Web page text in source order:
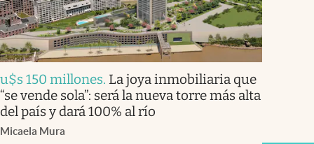
u$s 150 millones. La joya inmobiliaria que
“se vende sola”: será la nueva torre más alta
del país y dará 100% al río
Micaela Mura